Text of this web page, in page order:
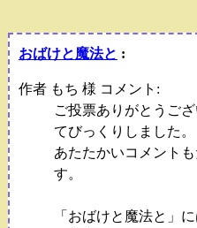
おばけと魔法と :
作者 もち 様 コメント:
ご投票ありがとうご
てびっくりしました。
あたたかいコメント
す。
「おばけと魔法と」